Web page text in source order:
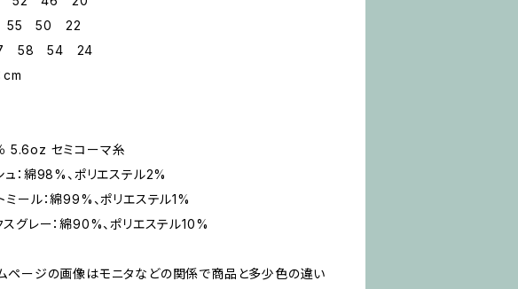
50 22
58 54 24
cm
5.6oz セミコーマ糸
：綿98%、ポリエステル2%
ール：綿99%、ポリエステル1%
グレー：綿90%、ポリエステル10%
ページの画像はモニタなどの関係で商品と多少色の違い